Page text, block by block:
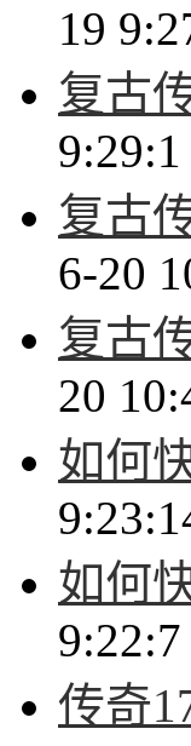
19
复古
9:29:1
复古
6-20
复古
20
如何
如何
9:22:7
传奇